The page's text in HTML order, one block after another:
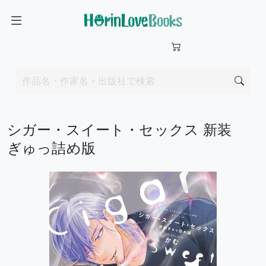
シガー・スイート・セックス 新装
ぎゅっ詰め版